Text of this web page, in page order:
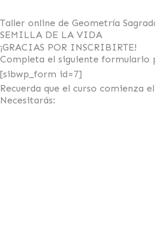
Taller online de Geometría
SEMILLA DE LA VIDA
¡GRACIAS POR INSCRIBIRTE!
Completa el siguiente formulario
[sibwp_form id=7]
Recuerda que el curso comienza
Necesitarás: